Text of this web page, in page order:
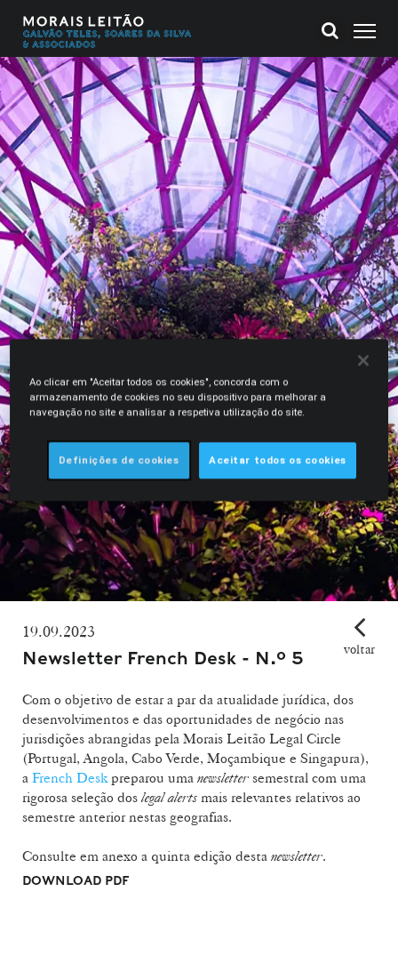
19.09.2023
Newsletter French Desk - N.º 5 voltar
Com o objetivo de estar a par da atualidade jurídica, dos
desenvolvimentos e das oportunidades de negócio nas
jurisdições abrangidas pela Morais Leitão Legal Circle
(Portugal, Angola, Cabo Verde, Moçambique e Singapura),
a French Deskpreparou uma newsletter semestral com uma
rigorosa seleção dos legal alerts mais relevantes relativos ao
semestre anterior nestas geografias.
Consulte em anexo a quinta edição desta newsletter.
DOWNLOAD PDF
Ao clicar em "Aceitar todos os cookies", concorda com o
armazenamento de cookies no seu dispositivo para melhorar a
navegação no site e analisar a respetiva utilização do site.
Definições de cookies Aceitar todos os cookies